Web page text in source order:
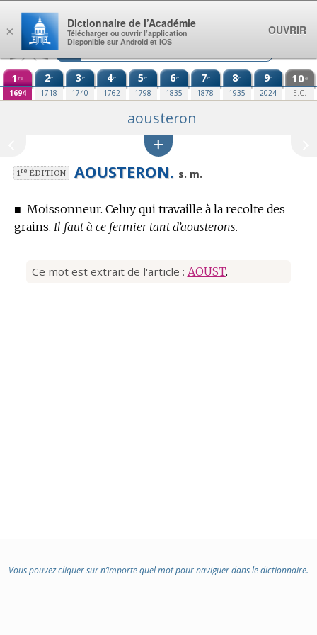
Aller au contenu
1 re
1694
2e
1718
3e
1740
4e
1762
5e
1798
6e
1835
7e
1878
8e
1935
9e
2024
10e
E.C.
aousteron
1reÉDITION AOUSTERON. s. m.
■ Moissonneur. Celuy qui travaille à la recolte des
grains. Il faut à ce fermier tant d’aousterons.
Ce mot est extrait de l'article : AOUST.
Vous pouvez cliquer sur n’importe quel mot pour naviguer dans le dictionnaire.
×
Dictionnaire de l’Académie
Télécharger ou ouvrir l’application
Disponible sur Android et iOS
OUVRIR